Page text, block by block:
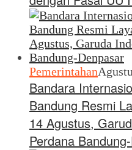
Pemerintahan
Bandara
Bandung Resmi
14 Agustus,
Perdana